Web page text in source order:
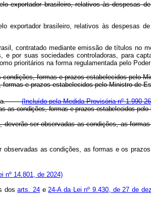
exportador brasileiro, relativos às despesas
exportador brasileiro, relativos às despesas
contratado mediante emissão de títulos no
por suas sociedades controladoras, para
prioritários na forma regulamentada pelo
formas e prazos estabelecidos pelo
formas e prazos estabelecidos pelo
(Incluído pela Medida Provisória nº 1.990-
as condições, formas e prazos estabelecidos
deverão ser observadas as condições,
observadas as condições, as formas e
nº 14.801, de 2024)
dosarts. 24e24-A da Lei nº 9.430, de 27 de